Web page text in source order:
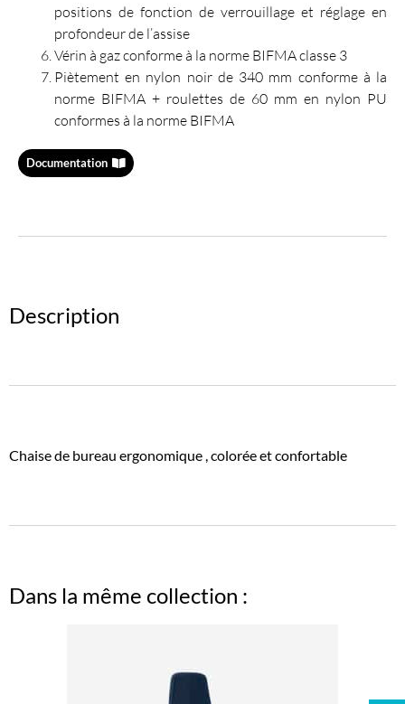
positions de fonction de verrouillage et réglage en
profondeur de l’assise
Vérin à gaz conforme à la norme BIFMA classe 3
Piètement en nylon noir de 340 mm conforme à la
norme BIFMA + roulettes de 60 mm en nylon PU
conformes à la norme BIFMA
Documentation
Description
Chaise de bureau ergonomique , colorée et confortable
Dans la même collection :